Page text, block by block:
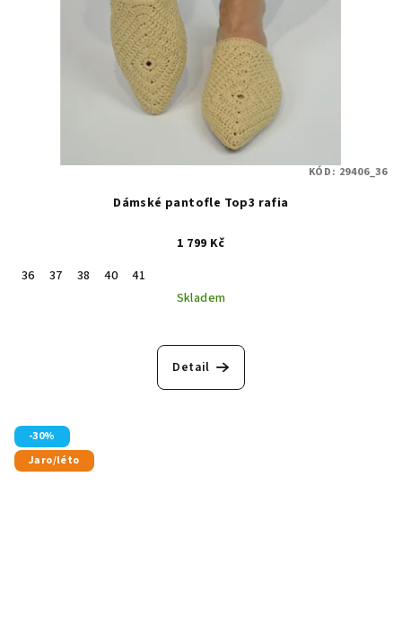
Dámské pantofle Top3 rafia
1 799 Kč
36
37 38 40
41
Skladem
Detail
KÓD: 29406_36
-30%
Jaro/léto